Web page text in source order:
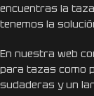
encuentras la
tenemos la
En nuestra web
para tazas como
sudaderas y un